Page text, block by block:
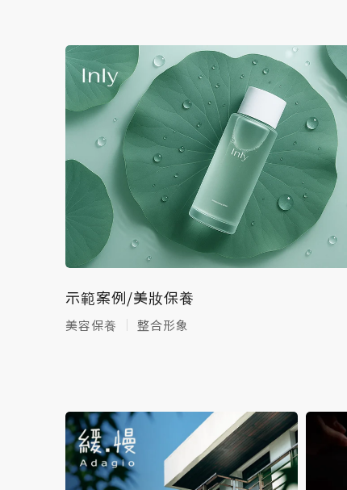
示範案例/美妝保養
美容保養 整合形象